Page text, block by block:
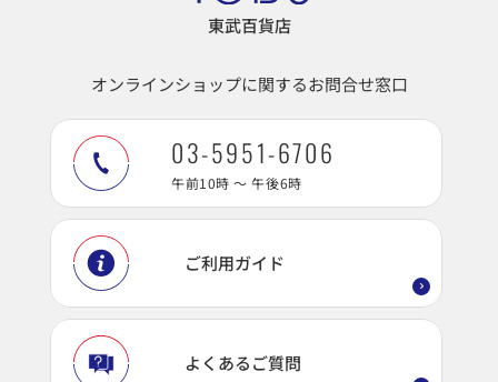
東武百貨店
オンラインショップに関するお問合せ窓口
03-5951-6706
午前10時 ～ 午後6時
ご利用ガイド
よくあるご質問